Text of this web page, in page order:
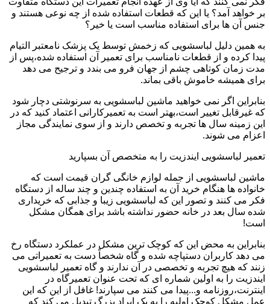
بر خواهد آمد؟ یا این که قطعات استفاده شده از چه نوعی هستند و
جنس آن ها برای استفاده مناسب است یا خیر؟
به همین دلیل لباسشویی که زخمش توسط یک پزشک نامعتبر التیام
پیدا کرده و از قطعات نامناسب برای تعمیر آن استفاده شده،پس از
مدت زمان کوتاهی چشم از جهان فرو می بندد و ترجیح می دهد
برای همیشه خاموش باقی بماند.
بنابراین اگر نمی خواهید ماشین لباسشویی به سرنوشتی دچار شود
که غیرقابل تغییر است،بهتر است به تعمیرکارانی اعتماد کنید که در
این زمینه سال ها تجربه و تخصص دارند و از سوی نمایندگی مجاز
اعزام می شوند.
تعمیر لباسشویی ایندزیت را به متخصص آن بسپارید
ماشین لباسشویی از جمله لوازم خانگی گران قیمت است که
خانواده ها هنگام خرید آن به استفاده چندین و چند ساله از دستگاه
فکر می کنند و تصور این که لباسشویی زیبا و جذابی که خریداری
شده سال بعد در خانه حضور نداشته باشد برای همگان مشکل
است!
بنابراین به محض این که کوچک ترین مشکل در عملکرد دستگاه رخ
می دهد کاربران دستپاچه شده و گاه شخصاً دست به تعمیراتی می
زنند که هیچ تجربه و تخصصی در آن ندارند و گاه تعمیر لباسشویی
ایندزیت را به اولین شماره ای که تحت عنوان تعمیرگاه در
اینترنت،روزنامه و...پیدا می کنند می سپارند! غافل از این که این
عمل مشکل کوچک اولیه را به یک ایراد بزرگ تبدیل می کند که